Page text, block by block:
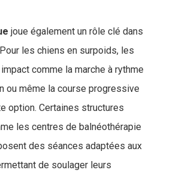
joue également un rôle clé dans
les chiens en surpoids, les
comme la marche à rythme
ou même la course progressive
option. Certaines structures
les centres de balnéothérapie
des séances adaptées aux
de soulager leurs